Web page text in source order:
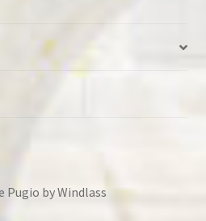
Pugio by Windlass